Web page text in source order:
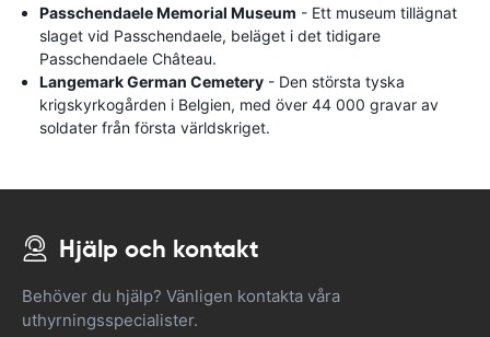
Passchendaele Memorial Museum - Ett museum tillägnat
slaget vid Passchendaele, beläget i det tidigare
Passchendaele Château.
Langemark German Cemetery - Den största tyska
krigskyrkogården i Belgien, med över 44 000 gravar av
soldater från första världskriget.
Hjälp och kontakt
Behöver du hjälp? Vänligen kontakta våra
uthyrningsspecialister.